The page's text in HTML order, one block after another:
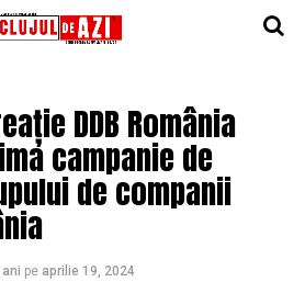
DDB România
campanie de
de companii
pe aprilie 19, 2024